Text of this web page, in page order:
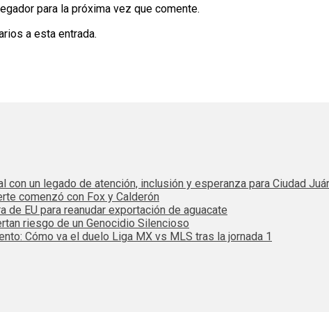
para la próxima vez que comente.
a esta entrada.
con un legado de atención, inclusión y esperanza para Ciudad
comenzó con Fox y Calderón
EU para reanudar exportación de aguacate
riesgo de un Genocidio Silencioso
Cómo va el duelo Liga MX vs MLS tras la jornada 1